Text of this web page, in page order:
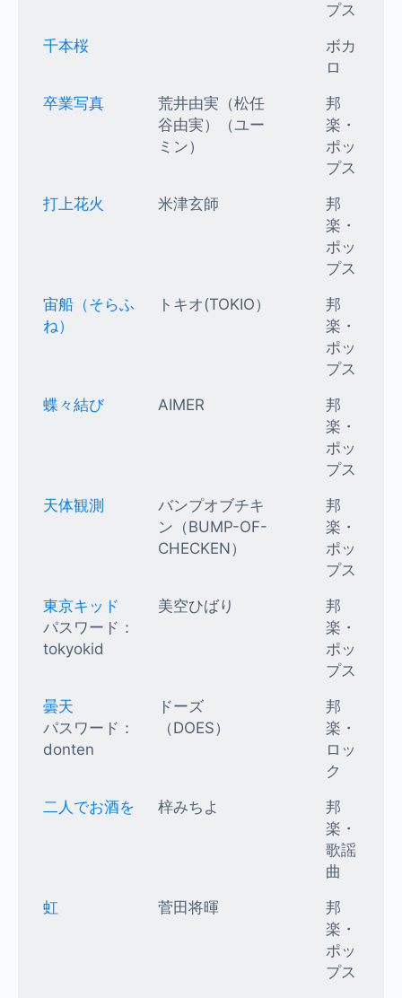
プス
千本桜
ボカ
ロ
卒業写真
荒井由実（松任
谷由実）（ユー
ミン）
邦
楽・
ポッ
プス
打上花火
米津玄師
邦
楽・
ポッ
プス
宙船（そらふ
ね）
トキオ(TOKIO）
邦
楽・
ポッ
プス
蝶々結び
AIMER
邦
楽・
ポッ
プス
天体観測
バンプオブチキ
ン（BUMP-OF-
CHECKEN）
邦
楽・
ポッ
プス
東京キッド
パスワード：
tokyokid
美空ひばり
邦
楽・
ポッ
プス
曇天
パスワード：
donten
ドーズ
（DOES）
邦
楽・
ロッ
ク
二人でお酒を
梓みちよ
邦
楽・
歌謡
曲
虹
菅田将暉
邦
楽・
ポッ
プス